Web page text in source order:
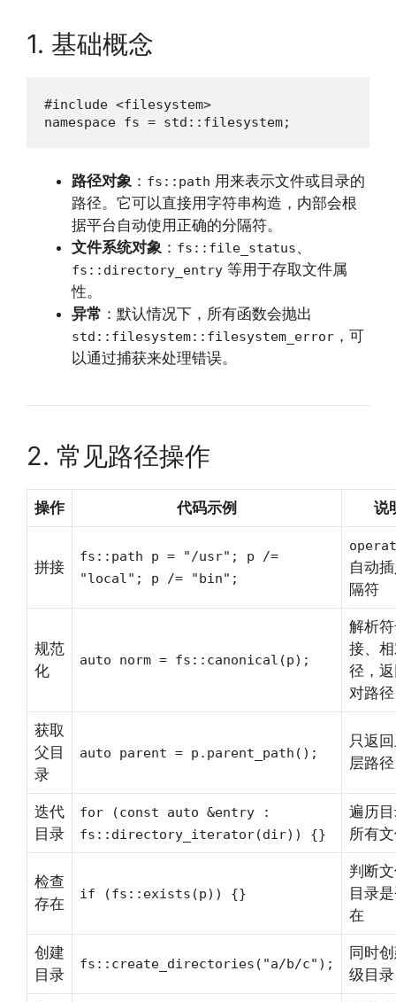
1. 基础概念
#include <filesystem>
namespace fs = std::filesystem;
路径对象 ： fs::path 用来表示文件或目录的
路径。它可以直接用字符串构造，内部会根
据平台自动使用正确的分隔符。
文件系统对象 ： fs::file_status、
fs::directory_entry 等用于存取文件属
性。
异常 ：默认情况下，所有函数会抛出
std::filesystem::filesystem_error ，可
以通过捕获来处理错误。
2. 常见路径操作
操作 代码示例 说
拼接
fs::path p = "/usr"; p /=
"local"; p /= "bin";
自动
隔符
规范
化
auto norm = fs::canonical(p);
解析
接、
径，
对路径
获取
父目
录
auto parent = p.parent_path();
只返
层路径
迭代
目录
for (const auto &entry :
fs::directory_iterator(dir)) {}
遍历
所有
检查
存在
if (fs::exists(p)) {}
判断
目录
在
创建
目录
fs::create_directories("a/b/c");
同时
级目录